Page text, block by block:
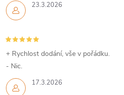
23.3.2026
17.3.2026
+ Rychlost dodání, vše v pořádku.
- Nic.